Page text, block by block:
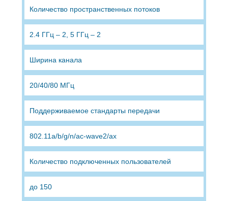
Количество пространственных потоков
2.4 ГГц – 2, 5 ГГц – 2
Ширина канала
20/40/80 МГц
Поддерживаемое стандарты передачи
802.11a/b/g/n/ac-wave2/ax
Количество подключенных пользователей
до 150